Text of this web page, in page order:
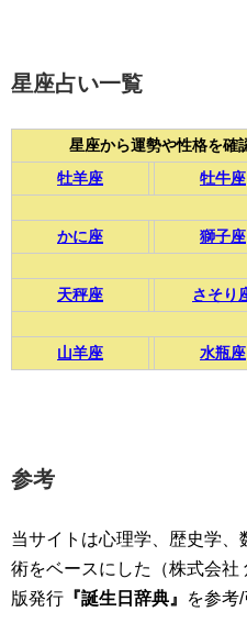
星座占い一覧
星座から運勢や性格を確
牡羊座
牡牛座
かに座 獅子座
天秤座 さそり
山羊座 水瓶座
参考
当サイトは心理学、歴史学
術をベースにした（株式会
版発行 『誕生日辞典』 を参考/